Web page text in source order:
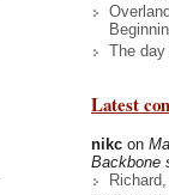
The
Latest
nikc on
Backbone